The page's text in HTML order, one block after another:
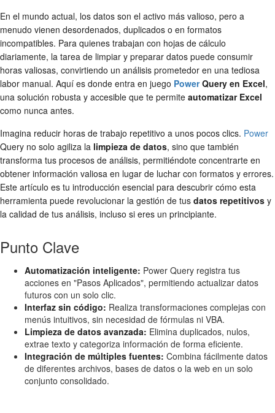
En el mundo actual, los datos son el activo más valioso, pero a
menudo vienen desordenados, duplicados o en formatos
incompatibles. Para quienes trabajan con hojas de cálculo
diariamente, la tarea de limpiar y preparar datos puede consumir
horas valiosas, convirtiendo un análisis prometedor en una tediosa
labor manual. Aquí es donde entra en juego PowerQuery en Excel,
una solución robusta y accesible que te permite automatizar Excel
como nunca antes.
Imagina reducir horas de trabajo repetitivo a unos pocos clics. Power
Query no solo agiliza la limpieza de datos, sino que también
transforma tus procesos de análisis, permitiéndote concentrarte en
obtener información valiosa en lugar de luchar con formatos y errores.
Este artículo es tu introducción esencial para descubrir cómo esta
herramienta puede revolucionar la gestión de tus datos repetitivos y
la calidad de tus análisis, incluso si eres un principiante.
Punto Clave
Automatización inteligente: Power Query registra tus
acciones en "Pasos Aplicados", permitiendo actualizar datos
futuros con un solo clic.
Interfaz sin código: Realiza transformaciones complejas con
menús intuitivos, sin necesidad de fórmulas ni VBA.
Limpieza de datos avanzada: Elimina duplicados, nulos,
extrae texto y categoriza información de forma eficiente.
Integración de múltiples fuentes: Combina fácilmente datos
de diferentes archivos, bases de datos o la web en un solo
conjunto consolidado.